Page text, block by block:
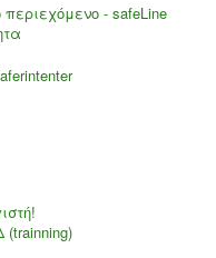
- safeLine